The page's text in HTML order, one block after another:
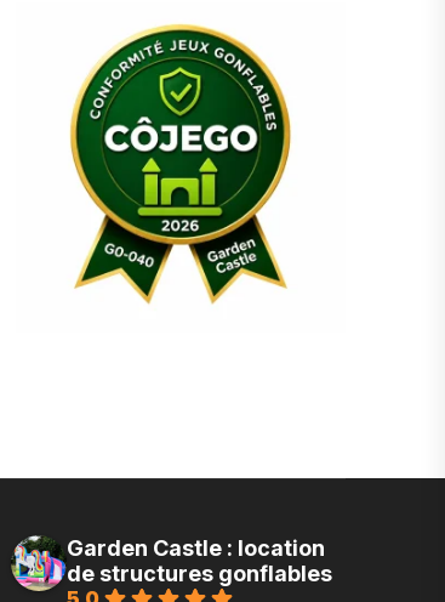
Garden Castle : location
de structures gonflables